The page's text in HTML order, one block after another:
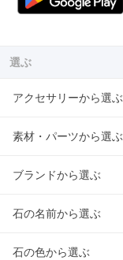
選ぶ
アクセサリーから選ぶ
素材・パーツから選ぶ
ブランドから選ぶ
石の名前から選ぶ
石の色から選ぶ